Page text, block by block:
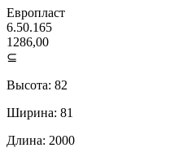
Европласт
6.50.165
1286,00
⊆
Высота: 82
Ширина: 81
Длина: 2000